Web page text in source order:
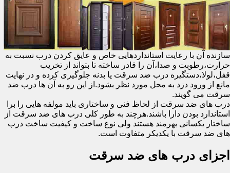
سازنده آن با رعایت استانداردهایی خاص و عایق کردن درب نسبت به
حرارت،رطوبت و صدا،آن را قادر ساخته تا بتواند از تخریب
قفل،لولا،دستگیره درب ضد سرقت یا بدنه جلوگیری کرده و در نهایت
مانع از ورود دزد به محل مورد نظر بشود.از این رو به آن ها درب ضد
سرقت می گویند.
درب های ضد سرقت از لحاظ فنی و ساختاری باید مولفه هایی را برا
استاندارد بودن دارا باشند.هرچند به طور کلی درب های ضد سرقت از
ساختار یکسانی بهرمند هستند ولی نوع ساخت و کیفیت ساخت درب
های ضد سرقت با یکدیکر متفاوت است.
اجزای درب های ضد سرقت